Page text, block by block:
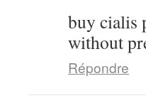
buy cialis
without
Répondre